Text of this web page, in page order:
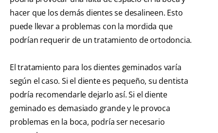
hacer que los demás dientes se desalineen. Esto
puede llevar a problemas con la mordida que
podrían requerir de un tratamiento de ortodoncia.
El tratamiento para los dientes geminados varía
según el caso. Si el diente es pequeño, su dentista
podría recomendarle dejarlo así. Si el diente
geminado es demasiado grande y le provoca
problemas en la boca, podría ser necesario